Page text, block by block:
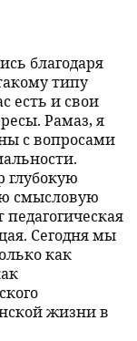
благодаря
типу
есть и свои
Рамаз, я
с вопросами
глубокую
смысловую
Сегодня мы
как
жизни в